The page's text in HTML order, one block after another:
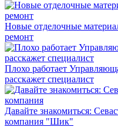
Новые отделочные
ремонт
Плохо работает
расскажет специалист
Давайте знакомиться:
компания "Шик"